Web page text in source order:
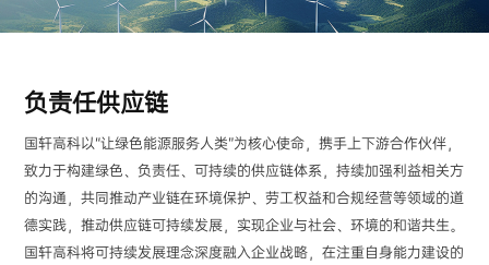
负责任供应链
国轩高科以“让绿色能源服务人类”为核心使命，携手上下游合作伙伴，
致力于构建绿色、负责任、可持续的供应链体系，持续加强利益相关方
的沟通，共同推动产业链在环境保护、劳工权益和合规经营等领域的道
德实践，推动供应链可持续发展，实现企业与社会、环境的和谐共生。
国轩高科将可持续发展理念深度融入企业战略，在注重自身能力建设的